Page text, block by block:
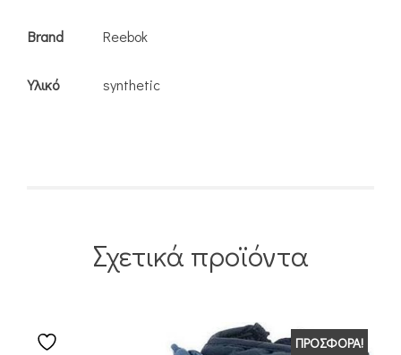
Brand Reebok
Υλικό synthetic
Σχετικά προϊόντα
ΠΡΟΣΦΟΡΆ!